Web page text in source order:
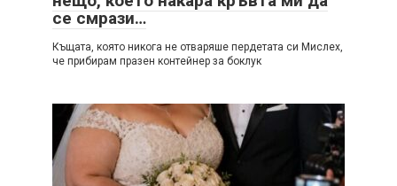
се смрази…
Къщата, която никога не отваряше пердетата си Мислех,
че прибирам празен контейнер за боклук